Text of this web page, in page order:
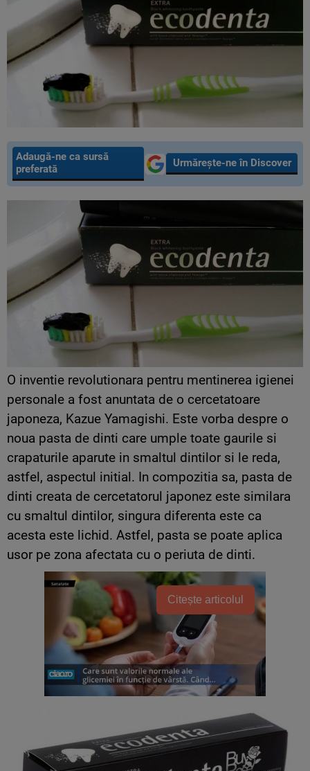
Adaugă-ne ca sursă
preferată
Urmărește-ne în Discover
O inventie revolutionara pentru mentinerea igienei
personale a fost anuntata de o cercetatoare
japoneza, Kazue Yamagishi. Este vorba despre o
noua pasta de dinti care umple toate gaurile si
crapaturile aparute in smaltul dintilor si le reda,
astfel, aspectul initial. In compozitia sa, pasta de
dinti creata de cercetatorul japonez este similara
cu smaltul dintilor, singura diferenta este ca
acesta este lichid. Astfel, pasta se poate aplica
usor pe zona afectata cu o periuta de dinti.
Citește articolul